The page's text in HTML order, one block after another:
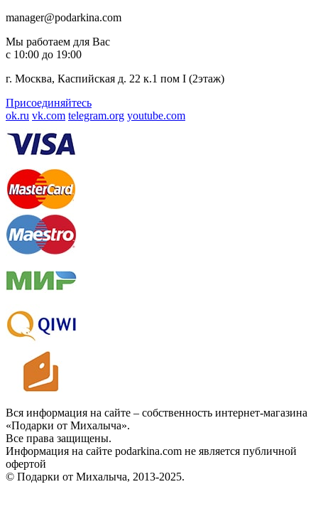
manager@podarkina.com
Мы работаем для Вас
с 10:00 до 19:00
г. Москва, Каспийская д. 22 к.1 пом I (2этаж)
Присоединяйтесь
ok.ru vk.com telegram.org youtube.com
Вся информация на сайте – собственность интернет-магазина
«Подарки от Михалыча».
Все права защищены.
Информация на сайте podarkina.com не является публичной
офертой
© Подарки от Михалыча, 2013-2025.